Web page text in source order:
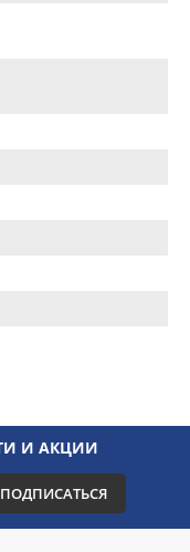
И АКЦИИ
ПОДПИСАТЬСЯ